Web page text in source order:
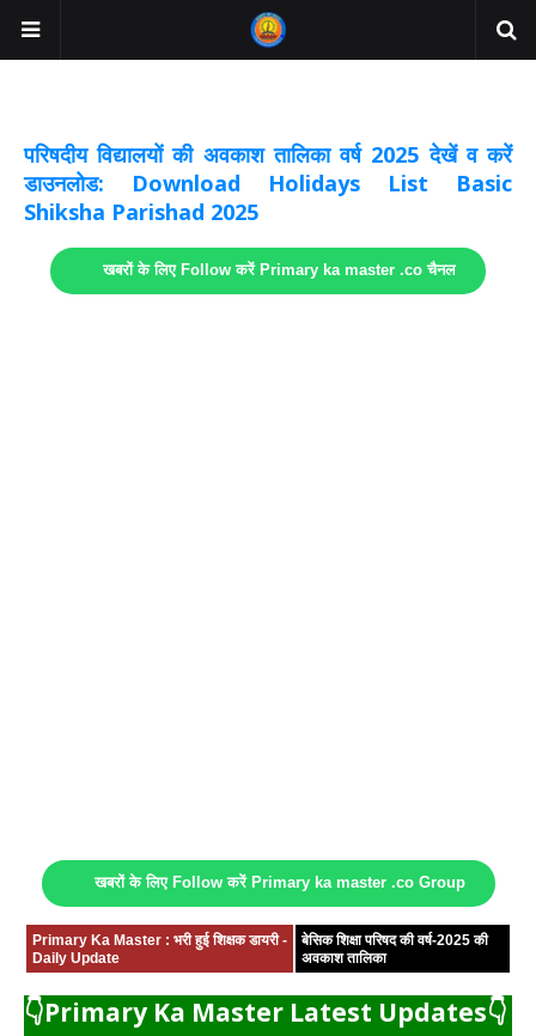
परिषदीय विद्यालयों की अवकाश तालिका वर्ष 2025 देखें व करें
डाउनलोड: Download Holidays List Basic
Shiksha Parishad 2025
खबरों के लिए Follow करें Primary ka master .co चैनल
खबरों के लिए Follow करें Primary ka master .co Group
Primary Ka Master : भरी हुई शिक्षक डायरी -
Daily Update
बेसिक शिक्षा परिषद की वर्ष-2025 की
अवकाश तालिका
👇Primary Ka Master Latest Updates👇